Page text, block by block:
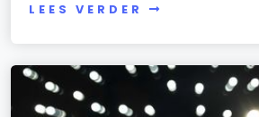
LEES VERDER